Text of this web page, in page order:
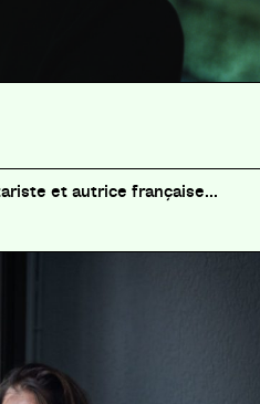
et autrice française...